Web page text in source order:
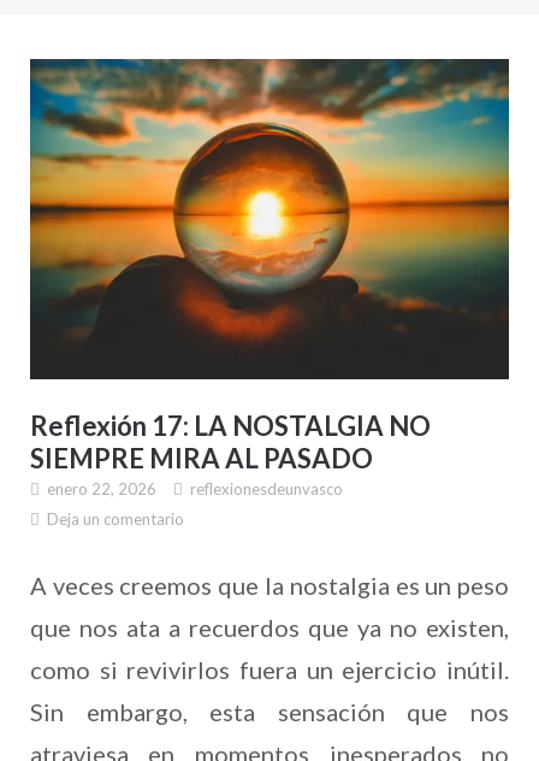
Reflexión 17: LA NOSTALGIA NO
SIEMPRE MIRA AL PASADO
enero 22, 2026
reflexionesdeunvasco
Deja un comentario
A veces creemos que la nostalgia es un peso
que nos ata a recuerdos que ya no existen,
como si revivirlos fuera un ejercicio inútil.
Sin embargo, esta sensación que nos
atraviesa en momentos inesperados no